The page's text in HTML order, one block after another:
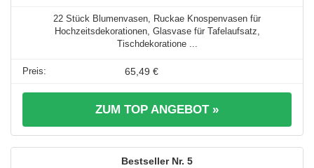
22 Stück Blumenvasen, Ruckae Knospenvasen für
Hochzeitsdekorationen, Glasvase für Tafelaufsatz,
Tischdekoratione ...
65,49 €
ZUM TOP ANGEBOT »
5